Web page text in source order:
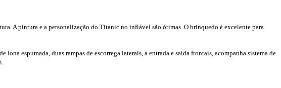
A pintura e a personalização do Titanic no inflável são ótimas. O brinquedo é excelente para
espumada, duas rampas de escorrega laterais, a entrada e saída frontais, acompanha sistema de